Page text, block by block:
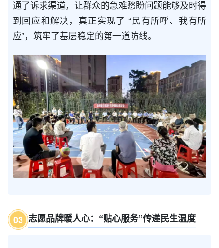
通了诉求渠道，让群众的急难愁盼问题能够及时得
到回应和解决，真正实现了 “民有所呼、我有所
应”，筑牢了基层稳定的第一道防线。
03 志愿品牌暖人心：“贴心服务”传递民生温度